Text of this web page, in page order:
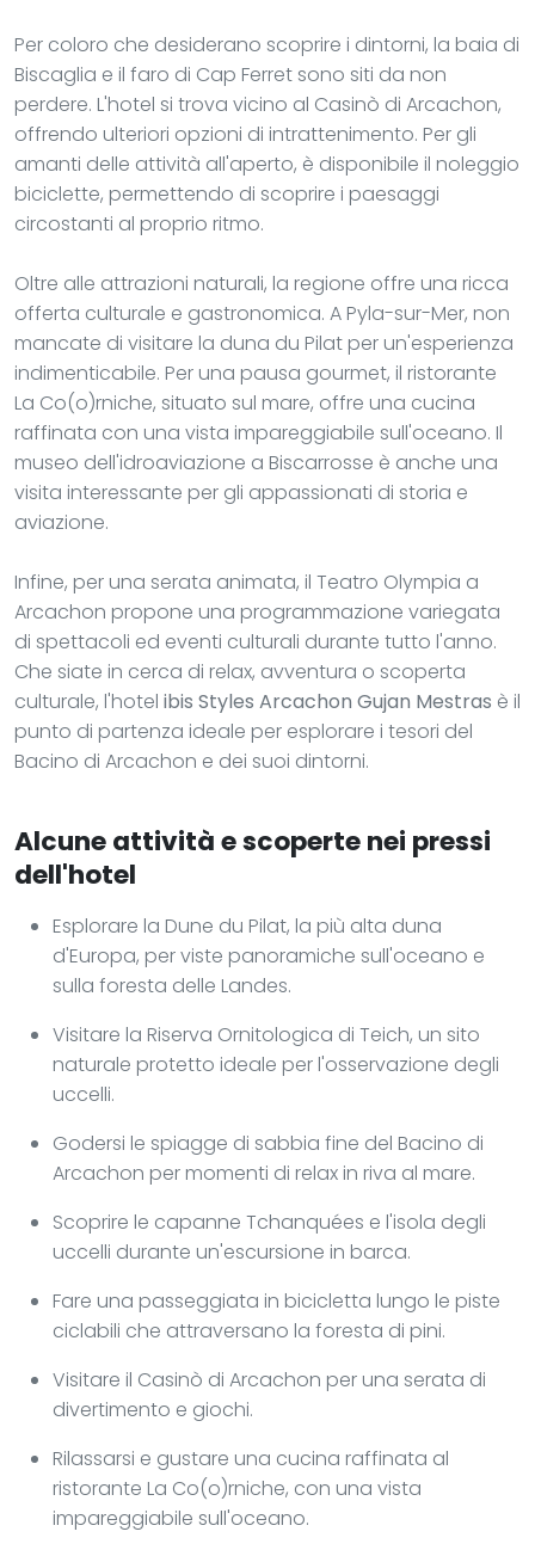
Per coloro che desiderano scoprire i dintorni, la baia di
Biscaglia e il faro di Cap Ferret sono siti da non
perdere. L'hotel si trova vicino al Casinò di Arcachon,
offrendo ulteriori opzioni di intrattenimento. Per gli
amanti delle attività all'aperto, è disponibile il noleggio
biciclette, permettendo di scoprire i paesaggi
circostanti al proprio ritmo.
Oltre alle attrazioni naturali, la regione offre una ricca
offerta culturale e gastronomica. A Pyla-sur-Mer, non
mancate di visitare la duna du Pilat per un'esperienza
indimenticabile. Per una pausa gourmet, il ristorante
La Co(o)rniche, situato sul mare, offre una cucina
raffinata con una vista impareggiabile sull'oceano. Il
museo dell'idroaviazione a Biscarrosse è anche una
visita interessante per gli appassionati di storia e
aviazione.
Infine, per una serata animata, il Teatro Olympia a
Arcachon propone una programmazione variegata
di spettacoli ed eventi culturali durante tutto l'anno.
Che siate in cerca di relax, avventura o scoperta
culturale, l'hotel ibis Styles Arcachon Gujan Mestras è il
punto di partenza ideale per esplorare i tesori del
Bacino di Arcachon e dei suoi dintorni.
Alcune attività e scoperte nei pressi
dell'hotel
Esplorare la Dune du Pilat, la più alta duna
d'Europa, per viste panoramiche sull'oceano e
sulla foresta delle Landes.
Visitare la Riserva Ornitologica di Teich, un sito
naturale protetto ideale per l'osservazione degli
uccelli.
Godersi le spiagge di sabbia fine del Bacino di
Arcachon per momenti di relax in riva al mare.
Scoprire le capanne Tchanquées e l'isola degli
uccelli durante un'escursione in barca.
Fare una passeggiata in bicicletta lungo le piste
ciclabili che attraversano la foresta di pini.
Visitare il Casinò di Arcachon per una serata di
divertimento e giochi.
Rilassarsi e gustare una cucina raffinata al
ristorante La Co(o)rniche, con una vista
impareggiabile sull'oceano.